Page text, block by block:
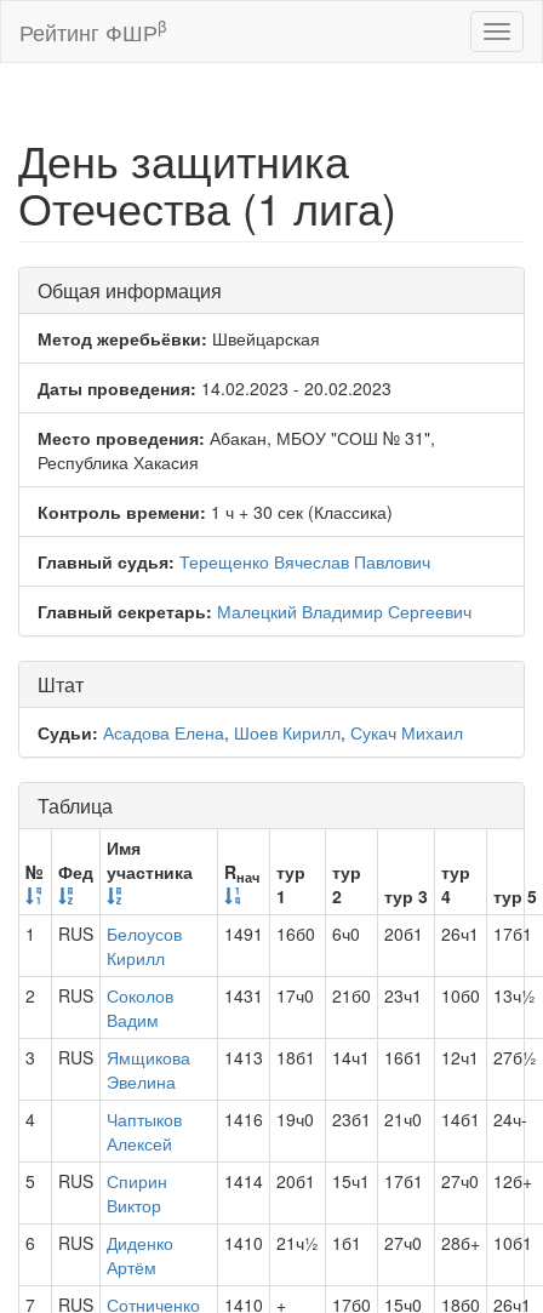
Рейтинг ФШРβ
День защитника
Отечества (1 лига)
Общая информация
Метод жеребьёвки: Швейцарская
Даты проведения: 14.02.2023 - 20.02.2023
Место проведения: Абакан, МБОУ "СОШ № 31",
Республика Хакасия
Контроль времени: 1 ч + 30 сек (Классика)
Главный судья: Терещенко Вячеслав Павлович
Главный секретарь: Малецкий Владимир Сергеевич
Штат
Судьи: Асадова Елена, Шоев Кирилл, Сукач Михаил
Таблица
№ Фед
Имя
участника
Rнач
тур
1
тур
2
тур 3
тур
4
тур 5
1
RUS Белоусов
Кирилл
1491 16б0 6ч0 20б1 26ч1 17б1
2 RUS Соколов
Вадим
1431 17ч0 21б0 23ч1 10б0 13ч½
3 RUS Ямщикова
Эвелина
1413 18б1 14ч1 16б1 12ч1 27б½
4
Чаптыков
Алексей
1416 19ч0 23б1 21ч0 14б1 24ч-
5 RUS Спирин
Виктор
1414 20б1 15ч1 17б1 27ч0 12б+
6 RUS Диденко
Артём
1410 21ч½ 1б1 27ч0 28б+ 10б1
7 RUS Сотниченко
1410 + 17б0 15ч0 18б0 26ч1